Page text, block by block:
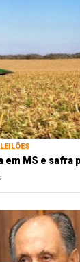
em MS e safra